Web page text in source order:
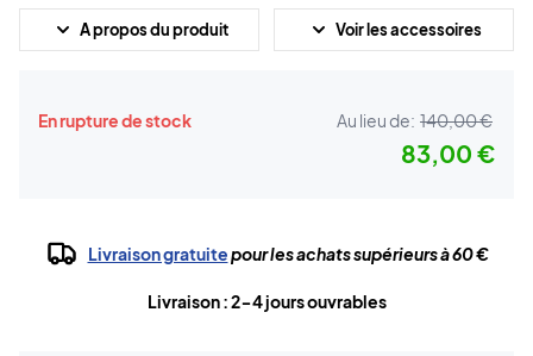
A propos du produit Voir les accessoires
En rupture de stock Au lieu de: 140,00 €
83,00 €
Livraison gratuitepour les achats supérieurs à 60 €
Livraison : 2-4 jours ouvrables